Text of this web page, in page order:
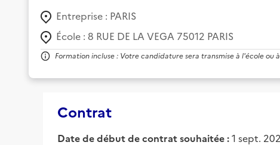
Entreprise : PARIS
École : 8 RUE DE LA VEGA 75012 PARIS
Formation incluse : Votre candidature sera transmise à l'école ou
Contrat
Date de début de contrat souhaitée :1 sept.